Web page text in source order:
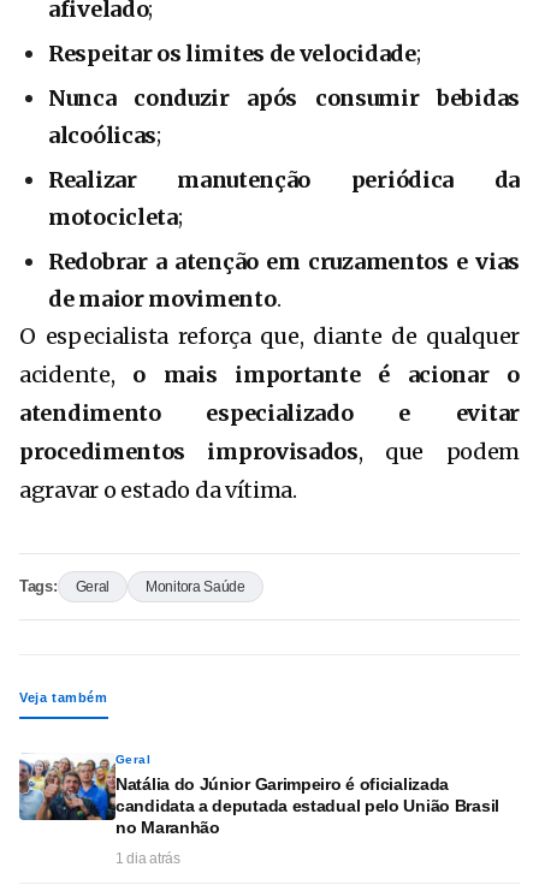
afivelado;
Respeitar os limites de velocidade;
Nunca conduzir após consumir bebidas
alcoólicas;
Realizar manutenção periódica da
motocicleta;
Redobrar a atenção em cruzamentos e vias
de maior movimento.
O especialista reforça que, diante de qualquer
acidente, o mais importante é acionar o
atendimento especializado e evitar
procedimentos improvisados, que podem
agravar o estado da vítima.
Tags: Geral Monitora Saúde
Veja também
Geral
Natália do Júnior Garimpeiro é oficializada
candidata a deputada estadual pelo União Brasil
no Maranhão
1 dia atrás